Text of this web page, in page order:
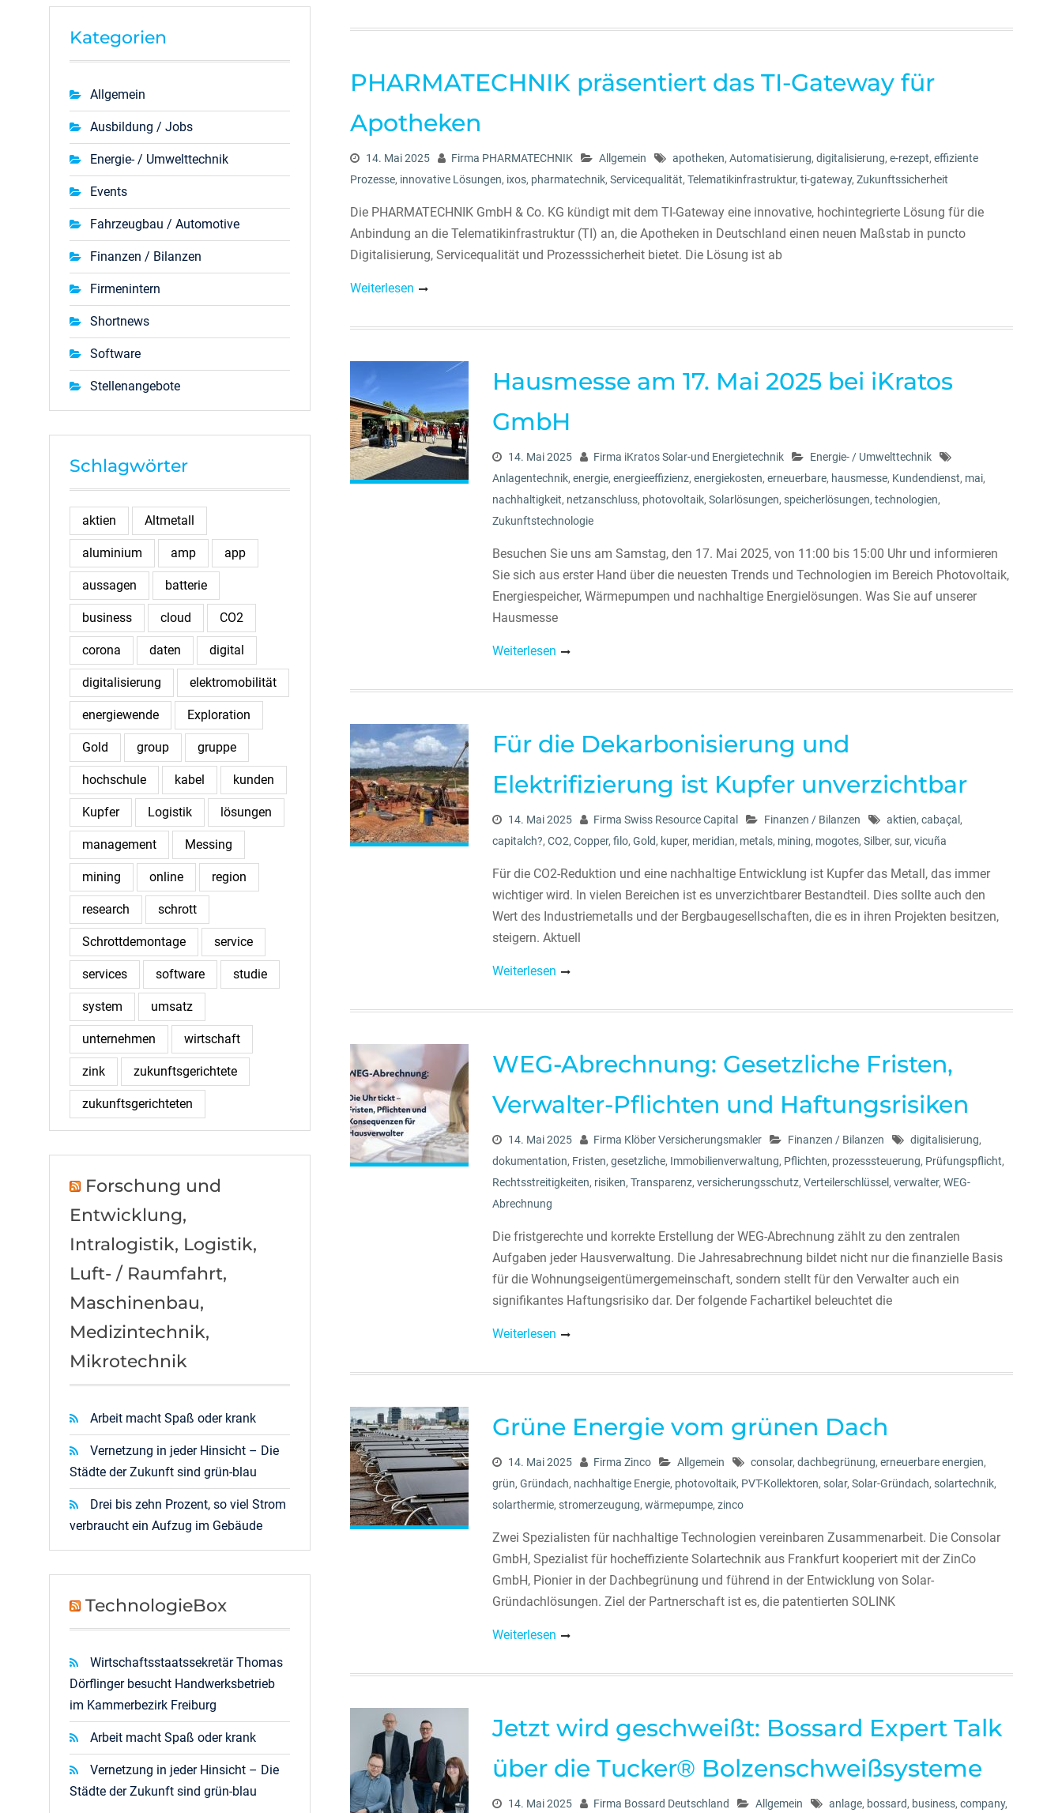
PHARMATECHNIK präsentiert das TI-Gateway für
Apotheken
14. Mai 2025 Firma PHARMATECHNIK Allgemein apotheken, Automatisierung, digitalisierung, e-rezept, effiziente
Prozesse, innovative Lösungen, ixos, pharmatechnik, Servicequalität, Telematikinfrastruktur, ti-gateway, Zukunftssicherheit
Die PHARMATECHNIK GmbH & Co. KG kündigt mit dem TI-Gateway eine innovative, hochintegrierte Lösung für die
Anbindung an die Telematikinfrastruktur (TI) an, die Apotheken in Deutschland einen neuen Maßstab in puncto
Digitalisierung, Servicequalität und Prozesssicherheit bietet. Die Lösung ist ab
Weiterlesen
Hausmesse am 17. Mai 2025 bei iKratos
GmbH
14. Mai 2025 Firma iKratos Solar-und Energietechnik
Energie- / Umwelttechnik
Anlagentechnik, energie, energieeffizienz, energiekosten, erneuerbare, hausmesse, Kundendienst, mai,
nachhaltigkeit, netzanschluss, photovoltaik, Solarlösungen, speicherlösungen, technologien,
Zukunftstechnologie
Besuchen Sie uns am Samstag, den 17. Mai 2025, von 11:00 bis 15:00 Uhr und informieren
Sie sich aus erster Hand über die neuesten Trends und Technologien im Bereich Photovoltaik,
Energiespeicher, Wärmepumpen und nachhaltige Energielösungen. Was Sie auf unserer
Hausmesse
Weiterlesen
Für die Dekarbonisierung und
Elektrifizierung ist Kupfer unverzichtbar
14. Mai 2025 Firma Swiss Resource Capital Finanzen / Bilanzen aktien, cabaçal ,
capitalch?, CO2, Copper, filo, Gold, kuper, meridian, metals, mining, mogotes, Silber, sur, vicuña
Für die CO2-Reduktion und eine nachhaltige Entwicklung ist Kupfer das Metall, das immer
wichtiger wird. In vielen Bereichen ist es unverzichtbarer Bestandteil. Dies sollte auch den
Wert des Industriemetalls und der Bergbaugesellschaften, die es in ihren Projekten besitzen,
steigern. Aktuell
Weiterlesen
WEG-Abrechnung: Gesetzliche Fristen,
Verwalter-Pflichten und Haftungsrisiken
14. Mai 2025 Firma Klöber Versicherungsmakler Finanzen / Bilanzen digitalisierung,
dokumentation, Fristen, gesetzliche, Immobilienverwaltung, Pflichten, prozesssteuerung, Prüfungspflicht,
Rechtsstreitigkeiten, risiken, Transparenz, versicherungsschutz, Verteilerschlüssel , verwalter, WEG-
Abrechnung
Die fristgerechte und korrekte Erstellung der WEG-Abrechnung zählt zu den zentralen
Aufgaben jeder Hausverwaltung. Die Jahresabrechnung bildet nicht nur die finanzielle Basis
für die Wohnungseigentümergemeinschaft, sondern stellt für den Verwalter auch ein
signifikantes Haftungsrisiko dar. Der folgende Fachartikel beleuchtet die
Weiterlesen
Grüne Energie vom grünen Dach
14. Mai 2025 Firma Zinco Allgemein consolar, dachbegrünung, erneuerbare energien,
grün, Gründach, nachhaltige Energie, photovoltaik, PVT-Kollektoren, solar, Solar-Gründach, solartechnik,
solarthermie, stromerzeugung, wärmepumpe, zinco
Zwei Spezialisten für nachhaltige Technologien vereinbaren Zusammenarbeit. Die Consolar
GmbH, Spezialist für hocheffiziente Solartechnik aus Frankfurt kooperiert mit der ZinCo
GmbH, Pionier in der Dachbegrünung und führend in der Entwicklung von Solar-
Gründachlösungen. Ziel der Partnerschaft ist es, die patentierten SOLINK
Weiterlesen
Jetzt wird geschweißt: Bossard Expert Talk
über die Tucker® Bolzenschweißsysteme
14. Mai 2025 Firma Bossard Deutschland Allgemein anlage, bossard, business, company,
Kategorien
Allgemein
Ausbildung / Jobs
Energie- / Umwelttechnik
Events
Fahrzeugbau / Automotive
Finanzen / Bilanzen
Firmenintern
Shortnews
Software
Stellenangebote
Schlagwörter
aktien Altmetall
aluminium amp app
aussagen batterie
business cloud CO2
corona daten digital
digitalisierung elektromobilität
energiewende Exploration
Gold group gruppe
hochschule kabel kunden
Kupfer Logistik lösungen
management Messing
mining online region
research schrott
Schrottdemontage service
services software studie
system umsatz
unternehmen wirtschaft
zink zukunftsgerichtete
zukunftsgerichteten
Forschung und
Entwicklung,
Intralogistik, Logistik,
Luft- / Raumfahrt,
Maschinenbau,
Medizintechnik,
Mikrotechnik
Arbeit macht Spaß oder krank
Vernetzung in jeder Hinsicht – Die
Städte der Zukunft sind grün-blau
Drei bis zehn Prozent, so viel Strom
verbraucht ein Aufzug im Gebäude
TechnologieBox
Wirtschaftsstaatssekretär Thomas
Dörflinger besucht Handwerksbetrieb
im Kammerbezirk Freiburg
Arbeit macht Spaß oder krank
Vernetzung in jeder Hinsicht – Die
Städte der Zukunft sind grün-blau